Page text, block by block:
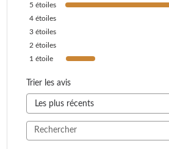
5 étoiles
4 étoiles
3 étoiles
2 étoiles
1 étoile
Trier les avis